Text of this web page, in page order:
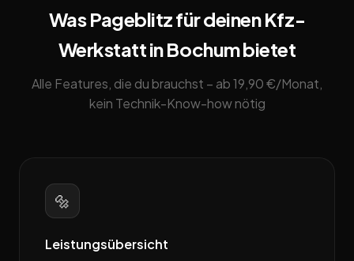
Was Pageblitz für deinen Kfz-
Werkstatt in Bochum bietet
Alle Features, die du brauchst – ab 19,90 €/Monat,
kein Technik-Know-how nötig
🔩
Leistungsübersicht